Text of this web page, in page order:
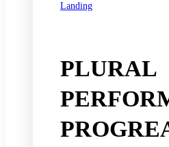
Landing
PLURAL